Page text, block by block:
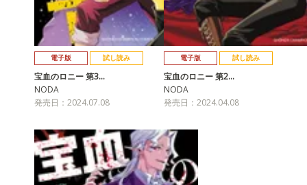
電子版 試し読み
宝血のロニー 第3…
NODA
発売日：2024.07.08
電子版 試し読み
宝血のロニー 第2…
NODA
発売日：2024.04.08